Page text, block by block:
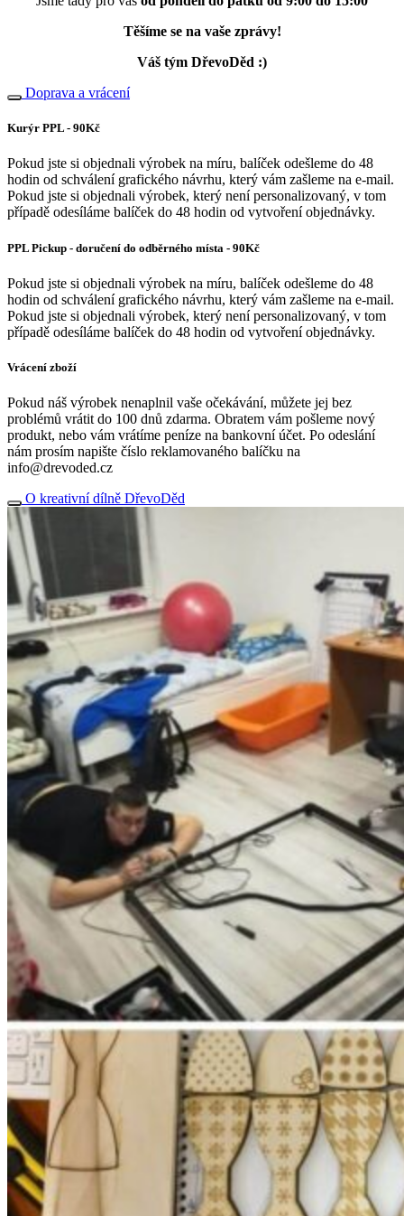
Těšíme se na vaše zprávy!
Váš tým DřevoDěd :)
Doprava a vrácení
Kurýr PPL - 90Kč
Pokud jste si objednali výrobek na míru, balíček odešleme do 48
hodin od schválení grafického návrhu, který vám zašleme na e-mail.
Pokud jste si objednali výrobek, který není personalizovaný, v tom
případě odesíláme balíček do 48 hodin od vytvoření objednávky.
PPL Pickup - doručení do odběrného místa - 90Kč
Pokud jste si objednali výrobek na míru, balíček odešleme do 48
hodin od schválení grafického návrhu, který vám zašleme na e-mail.
Pokud jste si objednali výrobek, který není personalizovaný, v tom
případě odesíláme balíček do 48 hodin od vytvoření objednávky.
Vrácení zboží
Pokud náš výrobek nenaplnil vaše očekávání, můžete jej bez
problémů vrátit do 100 dnů zdarma. Obratem vám pošleme nový
produkt, nebo vám vrátíme peníze na bankovní účet. Po odeslání
nám prosím napište číslo reklamovaného balíčku na
info@drevoded.cz
O kreativní dílně DřevoDěd